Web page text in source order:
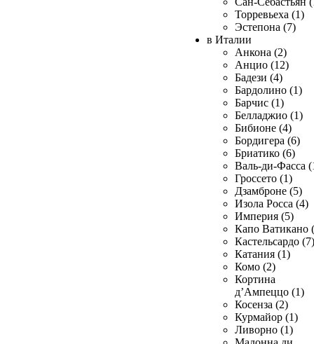
Торревьеха (1)
Эстепона (7)
в Италии
Анкона (2)
Анцио (12)
Бадези (4)
Бардолино (1)
Барчис (1)
Белладжио (1)
Бибионе (4)
Бордигера (6)
Бриатико (6)
Валь-ди-Фасса
Гроссето (1)
Дзамброне (5)
Изола Росса (4)
Империя (5)
Капо Ватикано
Кастельсардо (7)
Катания (1)
Комо (2)
Кортина
д’Ампеццо (1)
Косенза (2)
Курмайор (1)
Ливорно (1)